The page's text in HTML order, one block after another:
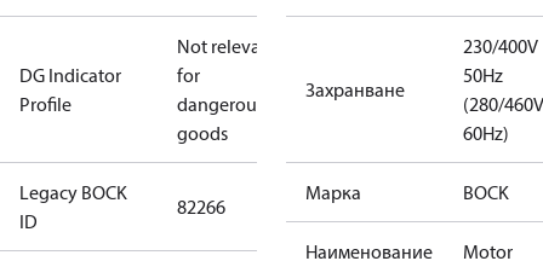
DG Indicator
Profile
Not relevant
for
dangerous
goods
Legacy BOCK
ID
82266
Захранване
230/400V
50Hz
(280/460V
60Hz)
Марка BOCK
Наименование
Motor